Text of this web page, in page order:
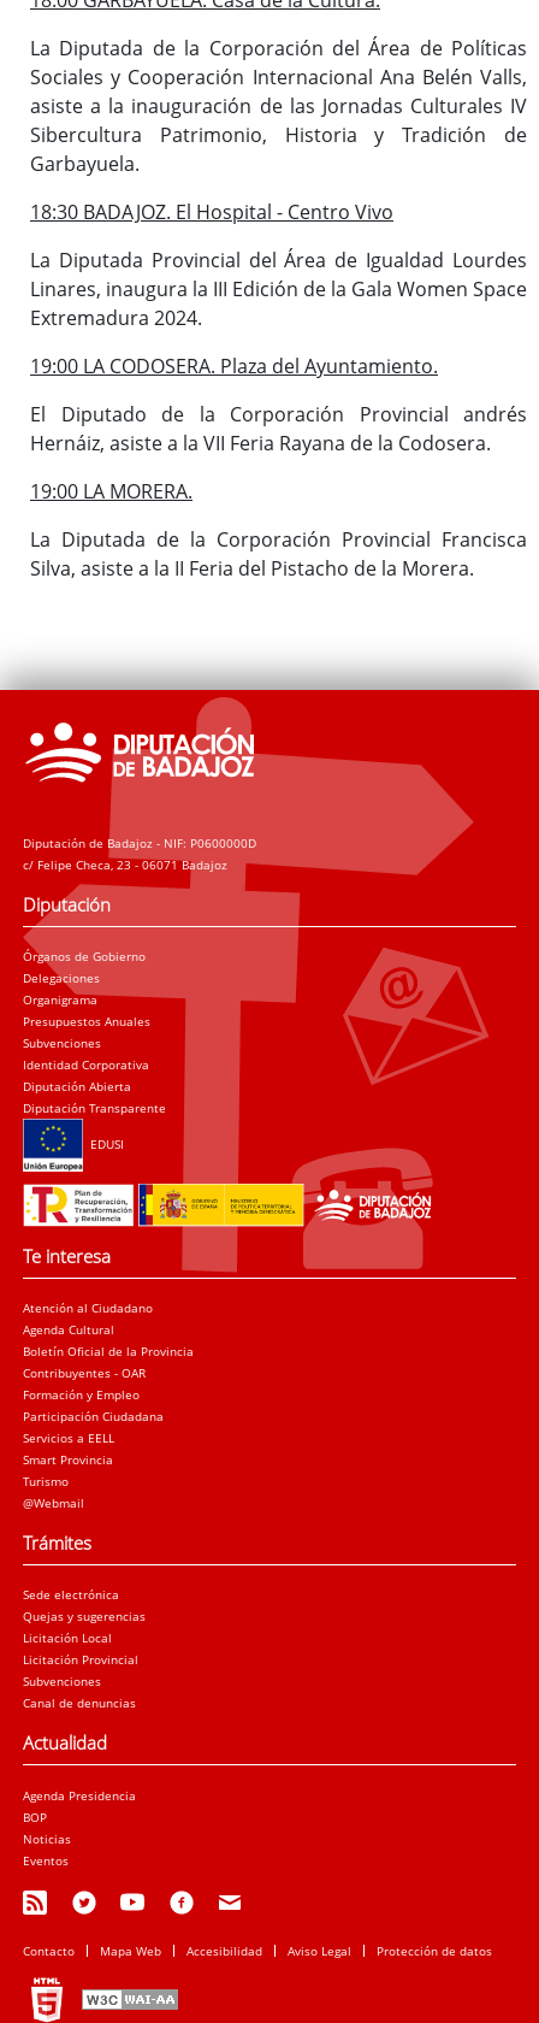
La Diputada de la Corporación del Área de Políticas
Sociales y Cooperación Internacional Ana Belén Valls,
asiste a la inauguración de las Jornadas Culturales IV
Sibercultura Patrimonio, Historia y Tradición de
Garbayuela.
18:30 BADAJOZ. El Hospital - Centro Vivo
La Diputada Provincial del Área de Igualdad Lourdes
Linares, inaugura la III Edición de la Gala Women Space
Extremadura 2024.
19:00 LA CODOSERA. Plaza del Ayuntamiento.
El Diputado de la Corporación Provincial andrés
Hernáiz, asiste a la VII Feria Rayana de la Codosera.
19:00 LA MORERA.
La Diputada de la Corporación Provincial Francisca
Silva, asiste a la II Feria del Pistacho de la Morera.
Diputación de Badajoz - NIF: P0600000D
c/ Felipe Checa, 23 - 06071 Badajoz
Diputación
Órganos de Gobierno
Delegaciones
Organigrama
Presupuestos Anuales
Subvenciones
Identidad Corporativa
Diputación Abierta
Diputación Transparente
EDUSI
Te interesa
Atención al Ciudadano
Agenda Cultural
Boletín Oficial de la Provincia
Contribuyentes - OAR
Formación y Empleo
Participación Ciudadana
Servicios a EELL
Smart Provincia
Turismo
@Webmail
Trámites
Sede electrónica
Quejas y sugerencias
Licitación Local
Licitación Provincial
Subvenciones
Canal de denuncias
Actualidad
Agenda Presidencia
BOP
Noticias
Eventos
Contacto Mapa Web Accesibilidad Aviso Legal Protección de datos